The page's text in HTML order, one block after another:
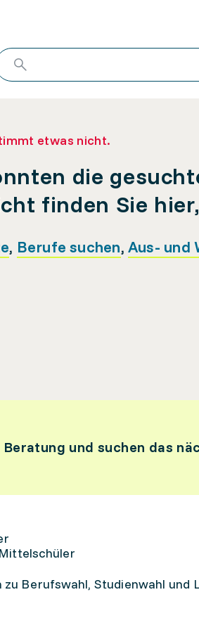
etwas nicht.
die
finden Sie
, Berufe suchen, Aus- und
und suchen das
zu Berufswahl, Studienwahl und